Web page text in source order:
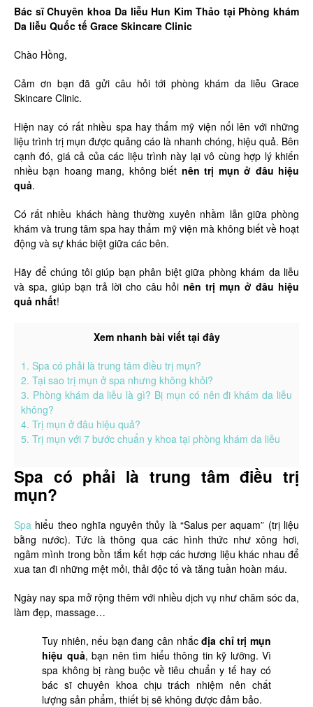
Bác sĩ Chuyên khoa Da liễu Hun Kim Thảo tại Phòng khám
Da liễu Quốc tế Grace Skincare Clinic
Chào Hồng,
Cảm ơn bạn đã gửi câu hỏi tới phòng khám da liễu Grace
Skincare Clinic.
Hiện nay có rất nhiều spa hay thẩm mỹ viện nổi lên với những
liệu trình trị mụn được quảng cáo là nhanh chóng, hiệu quả. Bên
cạnh đó, giá cả của các liệu trình này lại vô cùng hợp lý khiến
nhiều bạn hoang mang, không biết nên trị mụn ở đâu hiệu
quả.
Có rất nhiều khách hàng thường xuyên nhầm lẫn giữa phòng
khám và trung tâm spa hay thẩm mỹ viện mà không biết về hoạt
động và sự khác biệt giữa các bên.
Hãy để chúng tôi giúp bạn phân biệt giữa phòng khám da liễu
và spa, giúp bạn trả lời cho câu hỏinên trị mụn ở đâu hiệu
quả nhất!
Xem nhanh bài viết tại đây
1. Spa có phải là trung tâm điều trị mụn?
2. Tại sao trị mụn ở spa nhưng không khỏi?
3. Phòng khám da liễu là gì? Bị mụn có nên đi khám da liễu
không?
4. Trị mụn ở đâu hiệu quả?
5. Trị mụn với 7 bước chuẩn y khoa tại phòng khám da liễu
Spa có phải là trung tâm điều trị
mụn?
Spa hiểu theo nghĩa nguyên thủy là “Salus per aquam” (trị liệu
bằng nước). Tức là thông qua các hình thức như xông hơi,
ngâm mình trong bồn tắm kết hợp các hương liệu khác nhau để
xua tan đi những mệt mỏi, thải độc tố và tăng tuần hoàn máu.
Ngày nay spa mở rộng thêm với nhiều dịch vụ như chăm sóc da,
làm đẹp, massage…
Tuy nhiên, nếu bạn đang cân nhắcđịa chỉ trị mụn
hiệu quả, bạn nên tìm hiểu thông tin kỹ lưỡng. Vì
spa không bị ràng buộc về tiêu chuẩn y tế hay có
bác sĩ chuyên khoa chịu trách nhiệm nên chất
lượng sản phẩm, thiết bị sẽ không được đảm bảo.